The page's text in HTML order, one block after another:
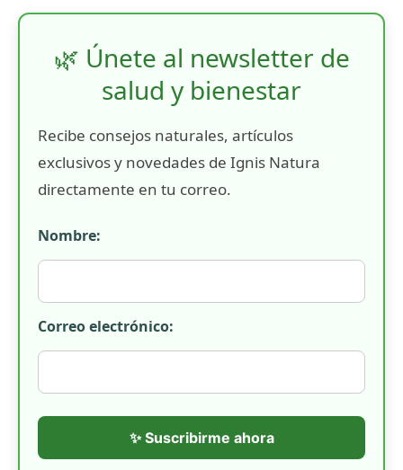
🌿 Únete al newsletter de
salud y bienestar
Recibe consejos naturales, artículos
exclusivos y novedades de Ignis Natura
directamente en tu correo.
Nombre:
Correo electrónico:
✨ Suscribirme ahora